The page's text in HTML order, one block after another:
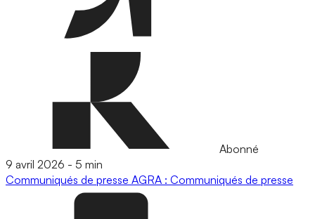
Abonné
9 avril 2026 - 5 min
Communiqués de presse AGRA : Communiqués de presse